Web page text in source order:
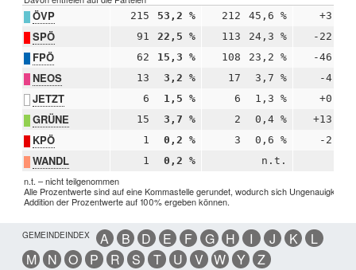
ÖVP 215 53,2 % 212 45,6 % +3
SPÖ 91 22,5 % 113 24,3 % -22
FPÖ 62 15,3 % 108 23,2 % -46
NEOS 13 3,2 % 17 3,7 % -4
JETZT 6 1,5 % 6 1,3 % +0
GRÜNE 15 3,7 % 2 0,4 % +13
KPÖ 1 0,2 % 3 0,6 % -2
WANDL 1 0,2 % n.t.
n.t. – nicht teilgenommen
Alle Prozentwerte sind auf eine Kommastelle gerundet, wodurch sich
Addition der Prozentwerte auf 100% ergeben können.
GEMEINDEINDEX A B D E F G H I J K
L
M
N O P R S T U V W Y Z